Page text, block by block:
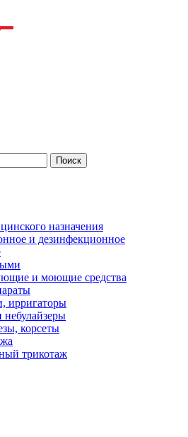
Поиск
назначения
и дезинфекционное
и моющие средства
ирригаторы
корсеты
трикотаж